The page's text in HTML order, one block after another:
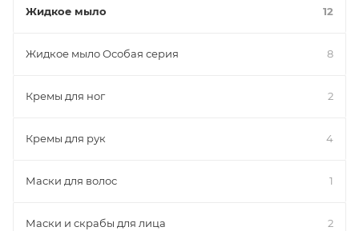
Жидкое мыло 12
Жидкое мыло Особая серия 8
Кремы для ног 2
Кремы для рук 4
Маски для волос 1
Маски и скрабы для лица 2